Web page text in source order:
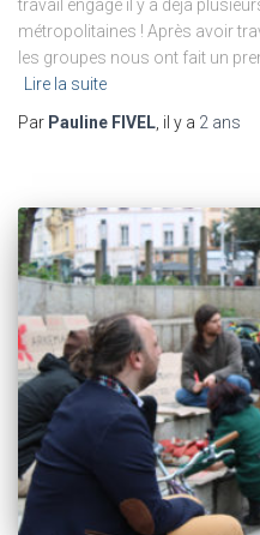
travail engagé il y a déjà
métropolitaines ! Après avoir
les groupes nous ont fait un
Lire la suite
Par Pauline FIVEL , il y a 2 ans